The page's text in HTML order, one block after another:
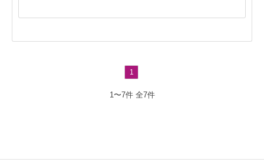
1
1〜7件全7件